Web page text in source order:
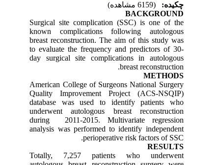
چکیده:
BACKGROUND
Surgical site complication (SSC) is one of the
known complications following autologous
breast reconstruction. The aim of this study was
to evaluate the frequency and predictors of 30-
day surgical site complications in autologous
breast reconstruction.
METHODS
American College of Surgeons National Surgery
Quality Improvement Project (ACS-NSQIP)
database was used to identify patients who
underwent autologous breast reconstruction
during 2011-2015. Multivariate regression
analysis was performed to identify independent
perioperative risk factors of SSC.
RESULTS
Totally, 7,257 patients who underwent